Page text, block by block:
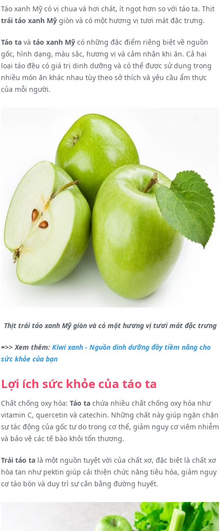
Táo xanh Mỹ có vị chua và hơi chát, ít ngọt hơn so với táo ta. Thịt
trái táo xanh Mỹ giòn và có một hương vị tươi mát đặc trưng.
Táo ta và táo xanh Mỹ có những đặc điểm riêng biệt về nguồn
gốc, hình dạng, màu sắc, hương vị và cảm nhận khi ăn. Cả hai
loại táo đều có giá trị dinh dưỡng và có thể được sử dụng trong
nhiều món ăn khác nhau tùy theo sở thích và yêu cầu ẩm thực
của mỗi người.
Thịt trái táo xanh Mỹ giòn và có một hương vị tươi mát đặc trưng
=>> Xem thêm: Kiwi xanh - Nguồn dinh dưỡng đầy tiềm năng cho
sức khỏe của bạn
Lợi ích sức khỏe của táo ta
Chất chống oxy hóa: Táo ta chứa nhiều chất chống oxy hóa như
vitamin C, quercetin và catechin. Những chất này giúp ngăn chặn
sự tác động của gốc tự do trong cơ thể, giảm nguy cơ viêm nhiễm
và bảo vệ các tế bào khỏi tổn thương.
Trái táo ta là một nguồn tuyệt vời của chất xơ, đặc biệt là chất xơ
hòa tan như pektin giúp cải thiện chức năng tiêu hóa, giảm nguy
cơ táo bón và duy trì sự cân bằng đường huyết.